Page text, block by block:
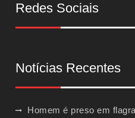
Redes Sociais
Notícias Recentes
Homem é preso em